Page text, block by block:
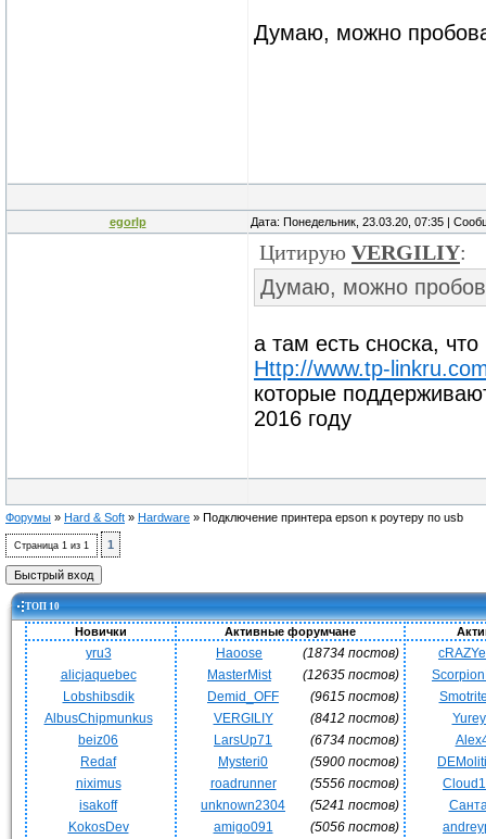
Думаю, можно
egorlp Дата: Понедельник, 23.03.20, 07:35 |
Цитирую VERGILIY:
Думаю, можно
а там есть сноска,
Http://www.tp-
которые
2016 году
Форумы » Hard & Soft » Hardware » Подключение принтера epson к роутеру по usb
Страница 1 из 1 1
ТОП 10
Новички Активные форумчане
yru3
alicjaquebec
Lobshibsdik
AlbusChipmunkus
beiz06
Redaf
niximus
isakoff
KokosDev
Haoose
(18734 постов)
MasterMist
(12635 постов)
Demid_OFF
(9615 постов)
VERGILIY
(8412 постов)
LarsUp71
(6734 постов)
Mysteri0
(5900 постов)
roadrunner
(5556 постов)
unknown2304
(5241 постов)
amigo091
(5056 постов)